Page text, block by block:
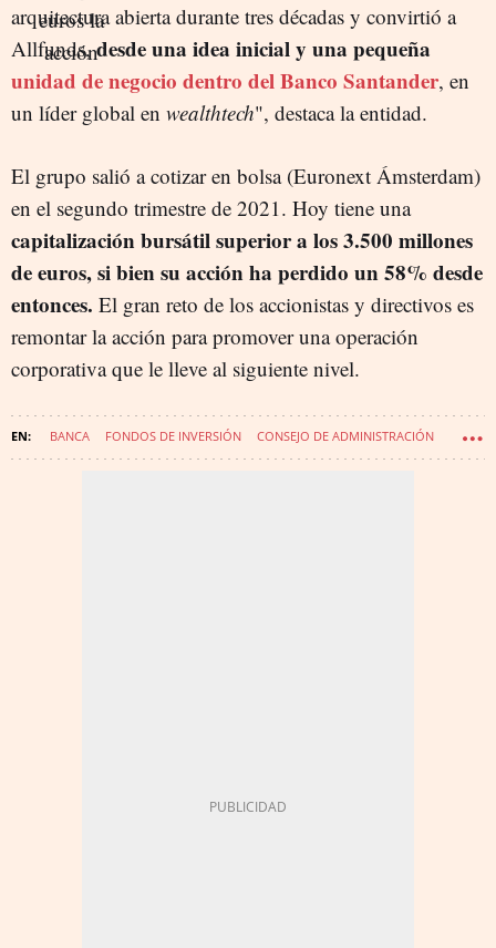
arquitectura abierta durante tres décadas y convirtió a
Allfunds,desde una idea inicial y una pequeña
unidad de negocio dentro del Banco Santander, en
un líder global en wealthtech", destaca la entidad.
El grupo salió a cotizar en bolsa (Euronext Ámsterdam)
en el segundo trimestre de 2021. Hoy tiene una
capitalización bursátil superior a los 3.500 millones
de euros, si bien su acción ha perdido un 58% desde
entonces. El gran reto de los accionistas y directivos es
remontar la acción para promover una operación
corporativa que le lleve al siguiente nivel.
BANCA FONDOS DE INVERSIÓN CONSEJO DE ADMINISTRACIÓN